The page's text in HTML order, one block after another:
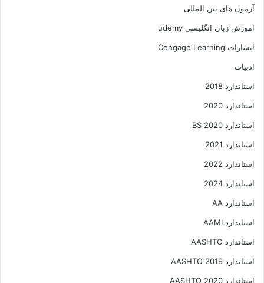
آزمون های بین المللی
آموزش زبان انگلیسی udemy
اتشارات Cengage Learning
ادبیات
استاندارد 2018
استاندارد 2020
استاندارد 2020 BS
استاندارد 2021
استاندارد 2022
استاندارد 2024
استاندارد AA
استاندارد AAMI
استاندارد AASHTO
استاندارد AASHTO 2019
استاندارد AASHTO 2020